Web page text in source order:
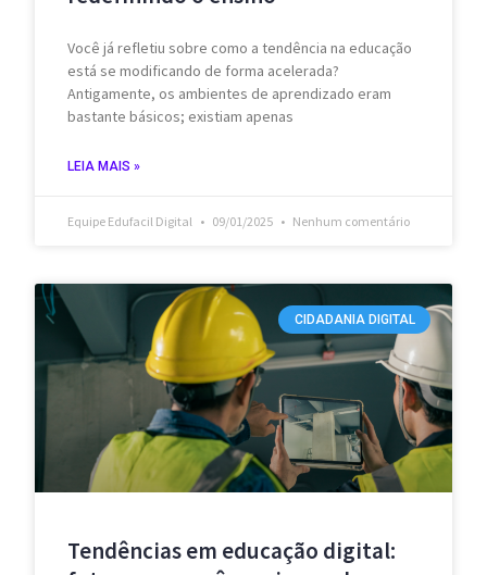
Você já refletiu sobre como a tendência na educação
está se modificando de forma acelerada?
Antigamente, os ambientes de aprendizado eram
bastante básicos; existiam apenas
LEIA MAIS »
Equipe Edufacil Digital 09/01/2025 Nenhum comentário
CIDADANIA DIGITAL
Tendências em educação digital: